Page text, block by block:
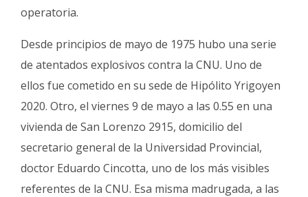
operatoria.
Desde principios de mayo de 1975 hubo una serie
de atentados explosivos contra la CNU. Uno de
ellos fue cometido en su sede de Hipólito Yrigoyen
2020. Otro, el viernes 9 de mayo a las 0.55 en una
vivienda de San Lorenzo 2915, domicilio del
secretario general de la Universidad Provincial,
doctor Eduardo Cincotta, uno de los más visibles
referentes de la CNU. Esa misma madrugada, a las